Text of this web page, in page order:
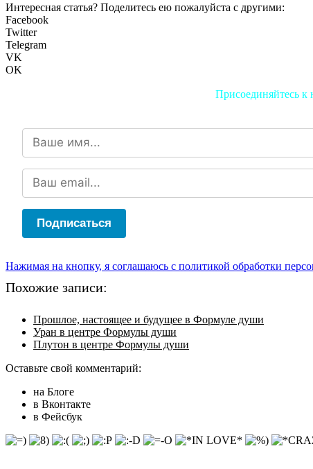
Интересная статья? Поделитесь ею пожалуйста с другими:
Facebook
Twitter
Telegram
VK
OK
Присоединяйтесь к
Подписаться
Нажимая на кнопку, я соглашаюсь с политикой обработки
Похожие записи:
Прошлое, настоящее и будущее в Формуле души
Уран в центре Формулы души
Плутон в центре Формулы души
Оставьте свой комментарий:
на Блоге
в Вконтакте
в Фейсбук